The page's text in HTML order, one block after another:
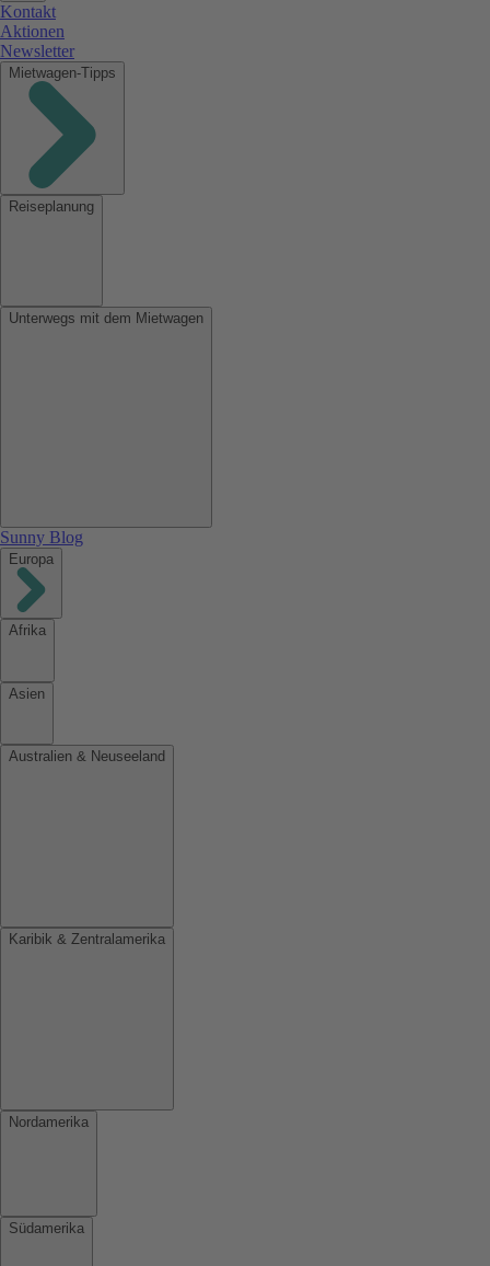
Kontakt
Aktionen
Newsletter
Mietwagen-Tipps
Reiseplanung
Unterwegs mit dem Mietwagen
Sunny Blog
Europa
Afrika
Asien
Australien & Neuseeland
Karibik & Zentralamerika
Nordamerika
Südamerika